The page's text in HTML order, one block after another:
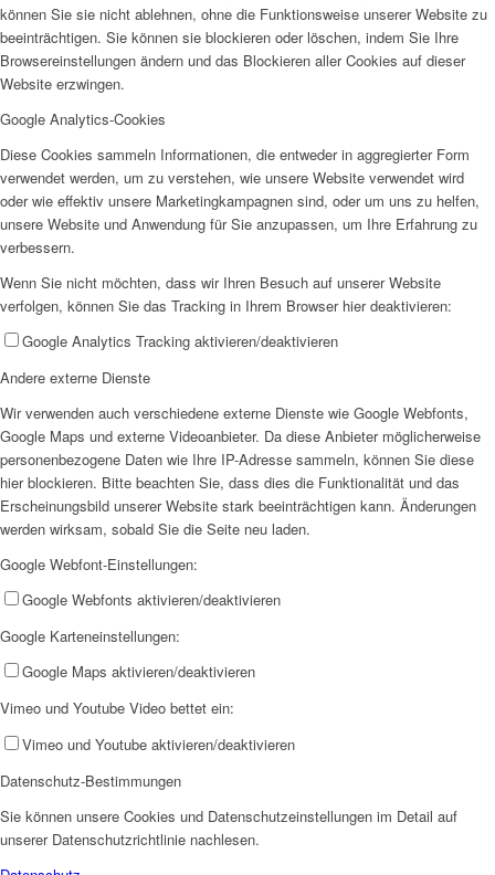
können Sie sie nicht ablehnen, ohne die Funktionsweise unserer Website zu
beeinträchtigen. Sie können sie blockieren oder löschen, indem Sie Ihre
Browsereinstellungen ändern und das Blockieren aller Cookies auf dieser
Website erzwingen.
Google Analytics-Cookies
Diese Cookies sammeln Informationen, die entweder in aggregierter Form
verwendet werden, um zu verstehen, wie unsere Website verwendet wird
oder wie effektiv unsere Marketingkampagnen sind, oder um uns zu helfen,
unsere Website und Anwendung für Sie anzupassen, um Ihre Erfahrung zu
verbessern.
Wenn Sie nicht möchten, dass wir Ihren Besuch auf unserer Website
verfolgen, können Sie das Tracking in Ihrem Browser hier deaktivieren:
Google Analytics Tracking aktivieren/deaktivieren
Andere externe Dienste
Wir verwenden auch verschiedene externe Dienste wie Google Webfonts,
Google Maps und externe Videoanbieter. Da diese Anbieter möglicherweise
personenbezogene Daten wie Ihre IP-Adresse sammeln, können Sie diese
hier blockieren. Bitte beachten Sie, dass dies die Funktionalität und das
Erscheinungsbild unserer Website stark beeinträchtigen kann. Änderungen
werden wirksam, sobald Sie die Seite neu laden.
Google Webfont-Einstellungen:
Google Webfonts aktivieren/deaktivieren
Google Karteneinstellungen:
Google Maps aktivieren/deaktivieren
Vimeo und Youtube Video bettet ein:
Vimeo und Youtube aktivieren/deaktivieren
Datenschutz-Bestimmungen
Sie können unsere Cookies und Datenschutzeinstellungen im Detail auf
unserer Datenschutzrichtlinie nachlesen.